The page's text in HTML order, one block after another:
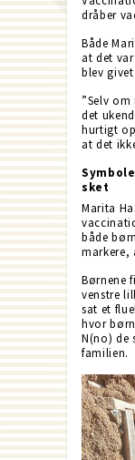
dråber
Både
at det
blev
”Selv
det
hurtigt
at det
sket
Marita
både
markere,
Børnene
venstre
sat et
hvor
N(no) de
familien.